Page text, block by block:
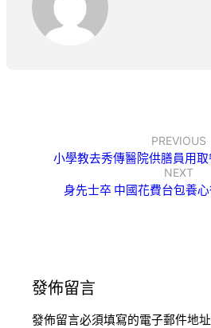
PREVIOUS
小學教去秀傳醫院供膳員用
NEXT
身先士卒 中國花費台包養
發佈留言
發佈留言必須填寫的電子郵件地